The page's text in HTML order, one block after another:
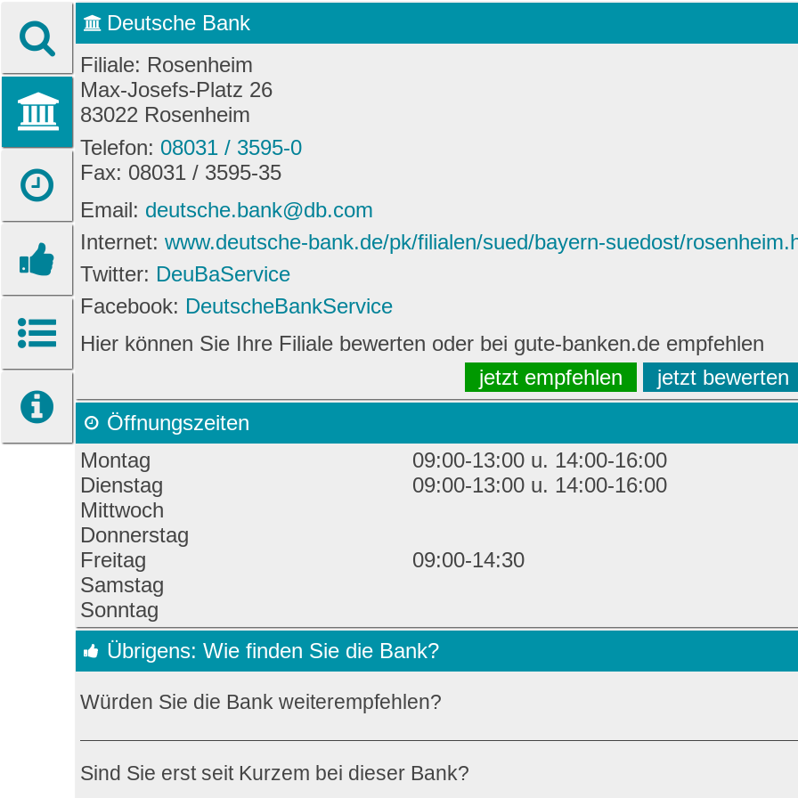
Deutsche Bank
Filiale: Rosenheim
Max-Josefs-Platz 26
83022 Rosenheim
Telefon: 08031 / 3595-0
Fax: 08031 / 3595-35
Email: deutsche.bank@db.com
Internet: www.deutsche-bank.de/pk/filialen/sued/bayern-suedost/
Twitter: DeuBaService
Facebook: DeutscheBankService
Hier können Sie Ihre Filiale bewerten oder bei gute-banken.de empfehlen
jetzt empfehlen
jetzt bewerten
Öffnungszeiten
Montag
09:00-13:00 u. 14:00-16:00
Dienstag
09:00-13:00 u. 14:00-16:00
Mittwoch
Donnerstag
Freitag
09:00-14:30
Samstag
Sonntag
Übrigens: Wie finden Sie die Bank?
Würden Sie die Bank weiterempfehlen?
Sind Sie erst seit Kurzem bei dieser Bank?